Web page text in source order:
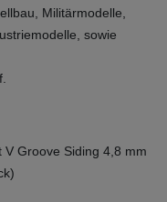
Militärmodelle,
sowie
Groove Siding 4,8 mm